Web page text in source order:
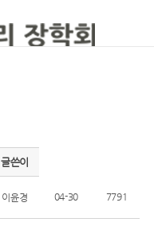
글쓴이
이윤경 04-30 7791